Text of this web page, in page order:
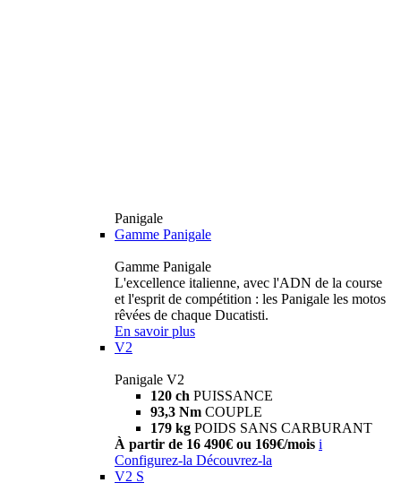
Panigale
Gamme Panigale
Gamme Panigale
L'excellence italienne, avec l'ADN de la course
et l'esprit de compétition : les Panigale les motos
rêvées de chaque Ducatisti.
En savoir plus
V2
Panigale V2
120 ch PUISSANCE
93,3 Nm COUPLE
179 kg POIDS SANS CARBURANT
À partir de 16 490€ ou 169€/mois i
Configurez-la Découvrez-la
V2 S